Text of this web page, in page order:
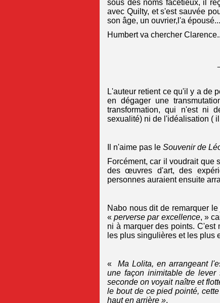
sous des noms facétieux, il
avec Quilty, et s'est sauvée
son âge, un ouvrier,l'a épousé...
Humbert va chercher
L'auteur retient ce qu'il y a de
en dégager une
transformation, qui n'est ni
sexualité) ni de l'idéalisation (
Il n'aime pas le Souvenir de
Forcément, car il voudrait que
des œuvres d'art, des
personnes auraient ensuite
Nabo nous dit de remarquer
«perverse par excellence, »
ni à marquer des points. C'est
les plus singulières et les plus
«Ma Lolita, en arrangeant
une façon inimitable de
seconde on voyait naître et
le bout de ce pied pointé,
haut en arrière ».